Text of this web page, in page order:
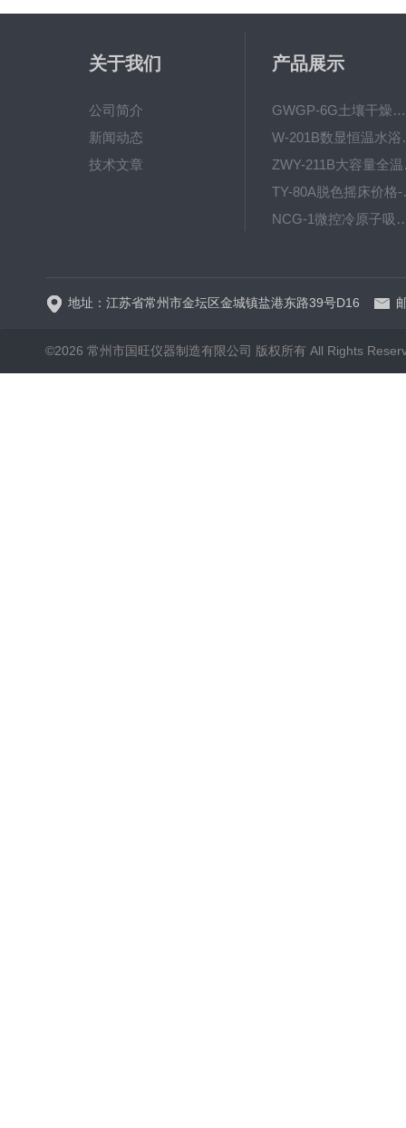
关于我们
公司简介
新闻动态
技术文章
产品展示
GWGP-6G土壤干燥柜-干燥箱/干燥机
W-
TY-
NCG-1微控冷
地址：江苏省常州市金坛区金城镇盐港东路39号D16
©2026 常州市国旺仪器制造有限公司 版权所有 All Rights